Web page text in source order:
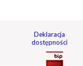
Deklaracja
dostępności